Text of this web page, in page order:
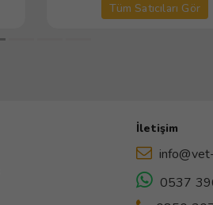
Tüm Satıcıları Gör
İletişim
0537